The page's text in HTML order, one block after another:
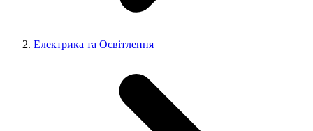
Електрика та Освітлення